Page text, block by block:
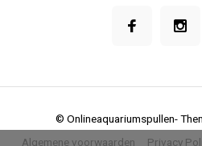
Algemene voorwaarden Privacy
© Onlineaquariumspullen-